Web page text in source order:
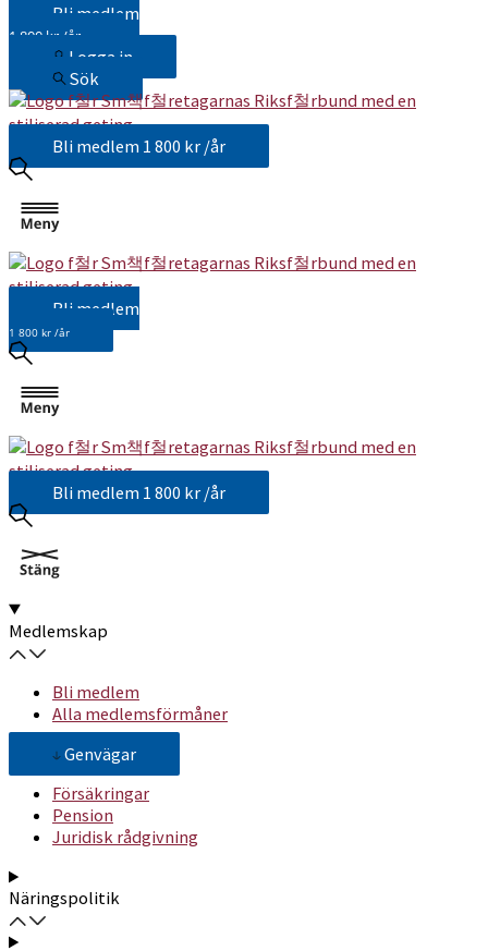
Bli medlem
1 800 kr /år
Logga in
Sök
Bli medlem 1 800 kr /år
Bli medlem
1 800 kr /år
Bli medlem 1 800 kr /år
Medlemskap
Bli medlem
Alla medlemsförmåner
Genvägar
Försäkringar
Pension
Juridisk rådgivning
Näringspolitik